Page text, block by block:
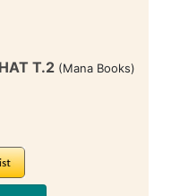
T.2 (Mana Books)